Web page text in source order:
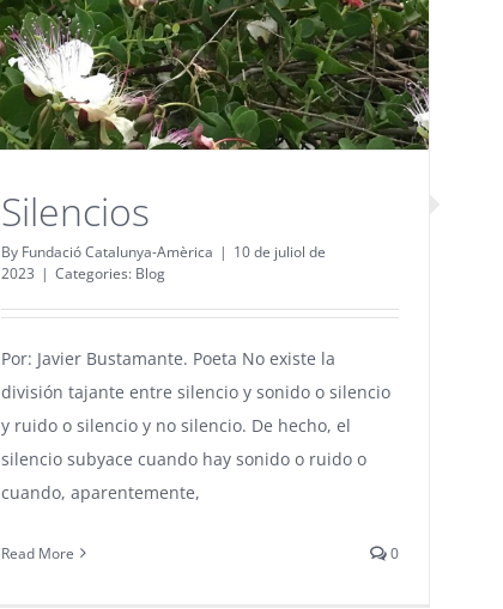
Silencios
By Fundació Catalunya-Amèrica | 10 de juliol de
2023 | Categories: Blog
Por: Javier Bustamante. Poeta No existe la
división tajante entre silencio y sonido o silencio
y ruido o silencio y no silencio. De hecho, el
silencio subyace cuando hay sonido o ruido o
cuando, aparentemente,
Read More 0